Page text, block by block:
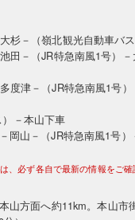
杉－（嶺北観光自動車バ
田－（JR特急南風1号）
度津－（JR特急南風1号
－本山下車
岡山－（JR特急南風1号
、必ず各自で最新の情報をご
山方面へ約11km。本山